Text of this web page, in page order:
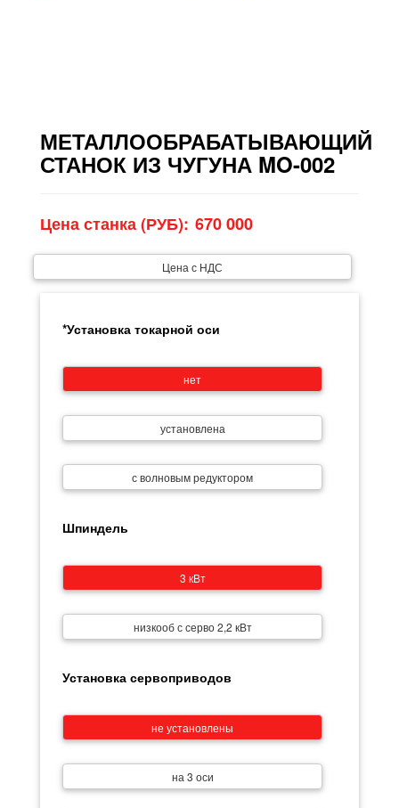
МЕТАЛЛООБРАБАТЫВАЮЩИЙ
СТАНОК ИЗ ЧУГУНА MO-002
Цена станка (РУБ):
Цена с НДС
*Установка токарной оси
нет
установлена
с волновым редуктором
Шпиндель
3 кВт
низкооб с серво 2,2 кВт
Установка сервоприводов
не установлены
на 3 оси